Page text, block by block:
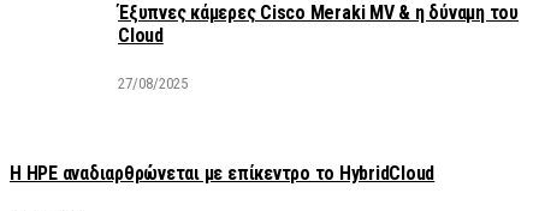
Έξυπνες κάμερες Cisco Meraki MV & η δύναμη του
Cloud
27/08/2025
H HPE αναδιαρθρώνεται με επίκεντρο το HybridCloud